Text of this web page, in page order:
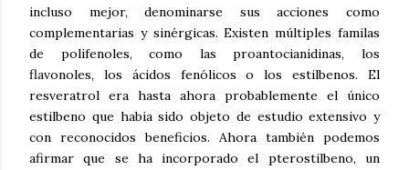
incluso mejor, denominarse sus acciones como
complementarias y sinérgicas. Existen múltiples familas
de polifenoles, como las proantocianidinas, los
flavonoles, los ácidos fenólicos o los estilbenos. El
resveratrol era hasta ahora probablemente el único
estilbeno que habia sido objeto de estudio extensivo y
con reconocidos beneficios. Ahora también podemos
afirmar que se ha incorporado el pterostilbeno, un